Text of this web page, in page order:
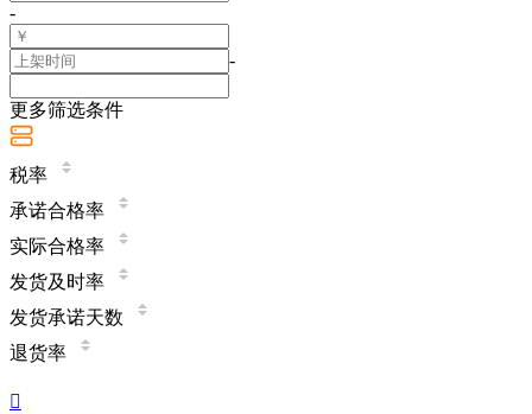
-
-
更多筛选条件
税率
承诺合格率
实际合格率
发货及时率
发货承诺天数
退货率
